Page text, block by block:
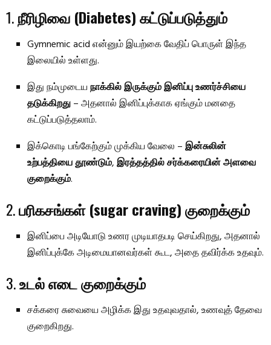
1.நீரிழிவை (Diabetes) கட்டுப்படுத்தும்
Gymnemic acid என்னும் இயற்கை வேதிப் பொருள் இந்த
இலையில் உள்ளது.
இது நம்முடையநாக்கில் இருக்கும் இனிப்பு உணர்ச்சியை
தடுக்கிறது– அதனால் இனிப்புக்காக ஏங்கும் மனதை
கட்டுப்படுத்தலாம்.
இக்கொடி பங்கேற்கும் முக்கிய வேலை –இன்சுலின்
உற்பத்தியை தூண்டும்,இரத்தத்தில் சர்க்கரையின் அளவை
குறைக்கும்.
2.பரிகசங்கள் (sugar craving) குறைக்கும்
இனிப்பை அடியோடு உணர முடியாதபடி செய்கிறது, அதனால்
இனிப்புக்கே அடிமையானவர்கள் கூட, அதை தவிர்க்க உதவும்.
3.உடல் எடை குறைக்கும்
சக்கரை சுவையை அழிக்க இது உதவுவதால், உணவுத் தேவை
குறைகிறது.